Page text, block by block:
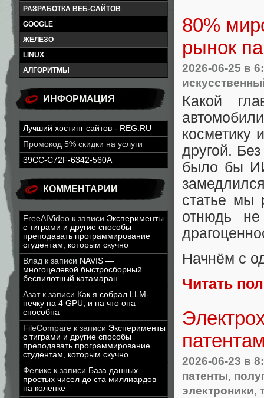
РАЗРАБОТКА ВЕБ-САЙТОВ
GOOGLE
ЖЕЛЕЗО
LINUX
АЛГОРИТМЫ
ИНФОРМАЦИЯ
Лучший хостинг сайтов - REG.RU
Промокод 5% скидки на услуги
39CC-C72F-6342-560A
КОММЕНТАРИИ
FreeAIVideo к записи Эксперименты
с тиграми и другие способы
преподавать программирование
студентам, которым скучно
Влад к записи NAVIS —
многоцелевой быстросборный
беспилотный катамаран
Азатк записи Как я собрал LLM-
печку на 4 GPU, и на что она
способна
FileCompare к записи Эксперименты
с тиграми и другие способы
преподавать программирование
студентам, которым скучно
Феликс к записи База данных
простых чисел до ста миллиардов
на коленке
80%
рынок
2026-06-25 в
Какой
косметику
другой.
было бы
статье мы
отнюдь
Начнём с
Читать
2026-06-23 в
патенты,
электроники,